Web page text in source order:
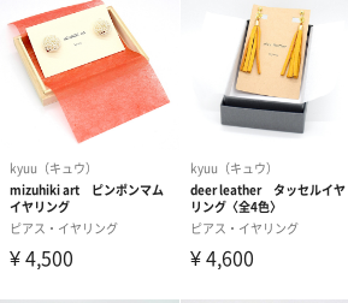
kyuu（キュウ）
巧みな技、こだわりの素材、愉快な笑い
kyuuに揃うものはすべて、障がいのある
を生かし、つくりあげたものです。
商品詳細情報